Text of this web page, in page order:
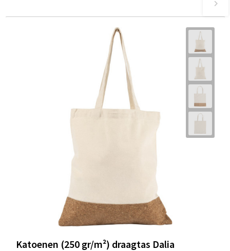
Katoenen (250 gr/m²) draagtas Dalia